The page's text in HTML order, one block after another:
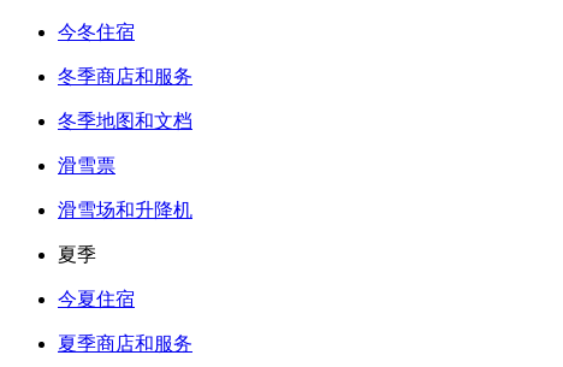
今冬住宿
冬季商店和服务
冬季地图和文档
滑雪票
滑雪场和升降机
夏季
今夏住宿
夏季商店和服务